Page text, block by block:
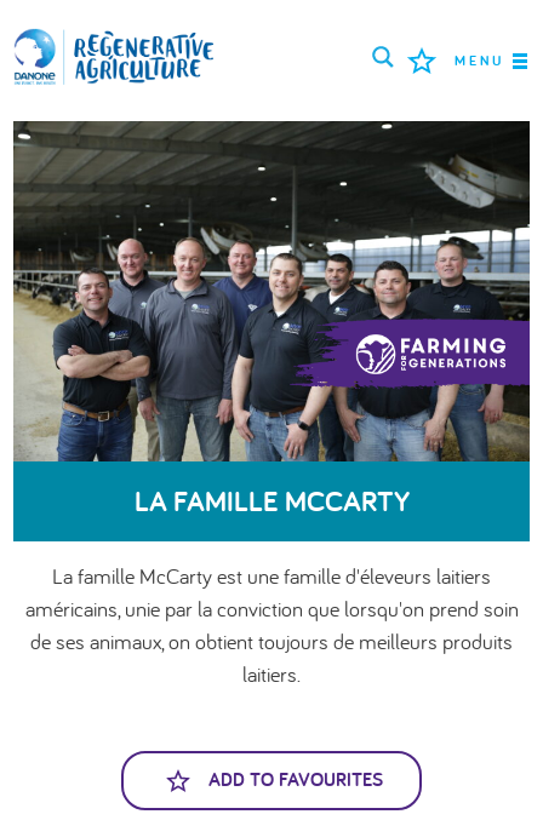
MENU
MISSION
AGRICULTEURS
BONNES PRATIQUES
OUTILS
LOGIN
РУССКИЙ ROMÂNĂ PORTUGUÊS
العربية
LA FAMILLE MCCARTY
La famille McCarty est une famille d'éleveurs laitiers
américains, unie par la conviction que lorsqu'on prend soin
de ses animaux, on obtient toujours de meilleurs produits
laitiers.
ADD TO FAVOURITES